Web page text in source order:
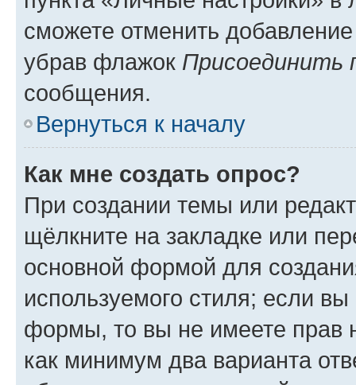
сможете отменить
убрав флажок Присоединить
сообщения.
Вернуться к началу
Как мне создать опрос?
При создании темы или
щёлкните на закладке или
основной формой для
используемого стиля; если
формы, то вы не имеете прав
как минимум два варианта